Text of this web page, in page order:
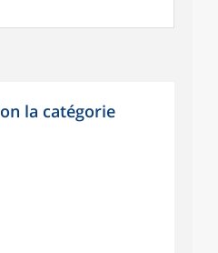
la catégorie